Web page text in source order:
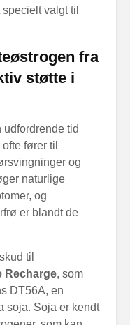
valgt til
fra
støtte i
tid
fører til
og
naturlige
og
er blandt de
til
Recharge, som
DT56A, en
soja. Soja er kendt